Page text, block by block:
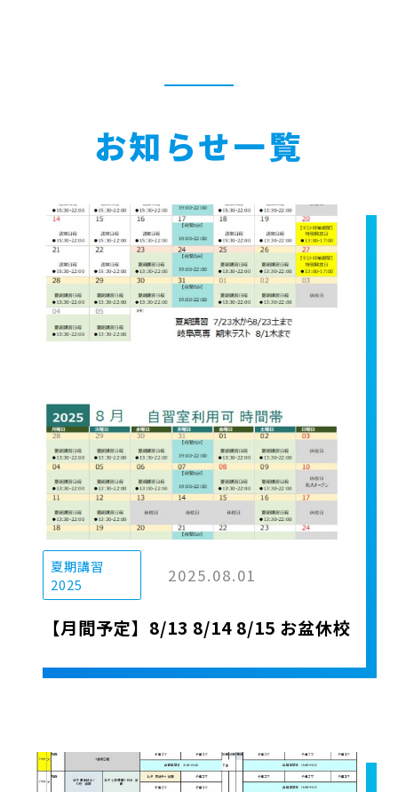
お知らせ一覧
夏期講習
2025
2025.08.01
【月間予定】8/13 8/14 8/15 お盆休校